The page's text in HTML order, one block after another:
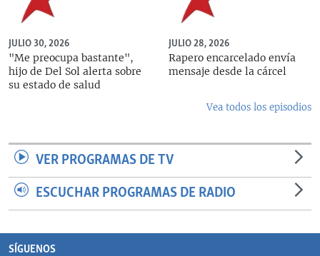
JULIO 30, 2026
"Me preocupa bastante",
hijo de Del Sol alerta sobre
su estado de salud
JULIO 28, 2026
Rapero encarcelado envía
mensaje desde la cárcel
Vea todos los episodios
VER PROGRAMAS DE TV
ESCUCHAR PROGRAMAS DE RADIO
SÍGUENOS